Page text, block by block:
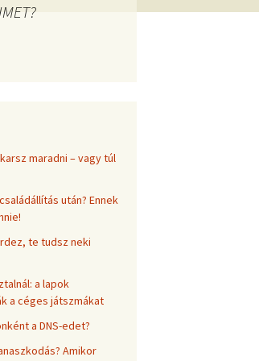
maradni – vagy túl
után? Ennek
te tudsz neki
a lapok
a céges játszmákat
a DNS-edet?
Amikor